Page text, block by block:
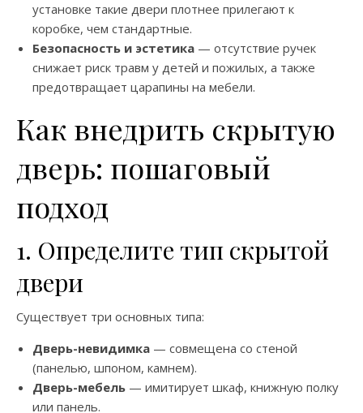
установке такие двери плотнее прилегают к
коробке, чем стандартные.
Безопасность и эстетика — отсутствие ручек
снижает риск травм у детей и пожилых, а также
предотвращает царапины на мебели.
Как внедрить скрытую
дверь: пошаговый
подход
1. Определите тип скрытой
двери
Существует три основных типа:
Дверь-невидимка — совмещена со стеной
(панелью, шпоном, камнем).
Дверь-мебель — имитирует шкаф, книжную полку
или панель.